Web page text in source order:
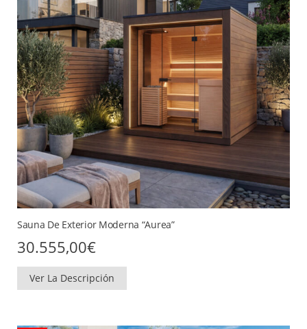
Sauna De Exterior Moderna “Aurea”
30.555,00€
Ver La Descripción